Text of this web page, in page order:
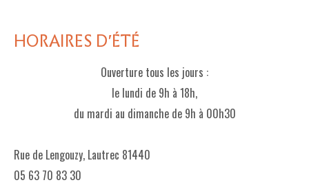
HORAIRES D'ÉTÉ
Ouverture tous les jours :
le lundi de 9h à 18h,
du mardi au dimanche de 9h à 00h30
Rue de Lengouzy, Lautrec 81440
05 63 70 83 30